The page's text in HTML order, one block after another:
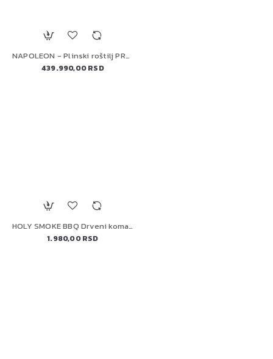
NAPOLEON - Plinski roštilj PRESTIGE P500VXRSIBPSS-SI WIFI - Wi-Fi i Bluetooth povezivanje koje omogućavaju potpunu kontrolu nad pečenjem.
439.990,00 RSD
HOLY SMOKE BBQ Drveni komadi za dimnjenje-hrast 3KG
1.980,00 RSD